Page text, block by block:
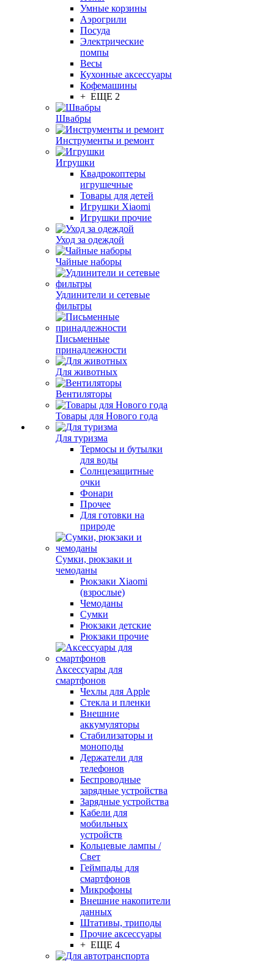
Умные корзины
Аэрогрили
Посуда
Электрические
помпы
Весы
Кухонные аксессуары
Кофемашины
+ ЕЩЕ 2
Швабры
Инструменты и ремонт
Игрушки
Квадрокоптеры
игрушечные
Товары для детей
Игрушки Xiaomi
Игрушки прочие
Уход за одеждой
Чайные наборы
Удлинители и сетевые
фильтры
Письменные
принадлежности
Для животных
Вентиляторы
Товары для Нового года
Для туризма
Термосы и бутылки
для воды
Солнцезащитные
очки
Фонари
Прочее
Для готовки на
природе
Сумки, рюкзаки и
чемоданы
Рюкзаки Xiaomi
(взрослые)
Чемоданы
Сумки
Рюкзаки детские
Рюкзаки прочие
Аксессуары для
смартфонов
Чехлы для Apple
Стекла и пленки
Внешние
аккумуляторы
Стабилизаторы и
моноподы
Держатели для
телефонов
Беспроводные
зарядные устройства
Зарядные устройства
Кабели для
мобильных
устройств
Кольцевые лампы /
Свет
Геймпады для
смартфонов
Микрофоны
Внешние накопители
данных
Штативы, триподы
Прочие аксессуары
+ ЕЩЕ 4